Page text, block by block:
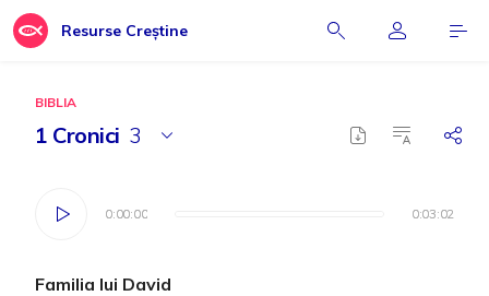
Resurse Creștine
BIBLIA
1 Cronici 3
0:00:00 0:03:02
0:00:00 0:03:02
Familia lui David